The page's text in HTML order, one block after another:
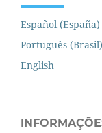
Español (España)
Português (Brasil)
English